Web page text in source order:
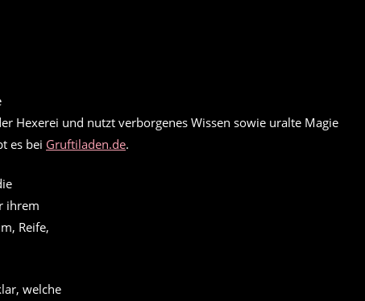
Hexerei und nutzt verborgenes Wissen sowie uralte Magie
es bei Gruftiladen.de.
ihrem
Reife,
welche